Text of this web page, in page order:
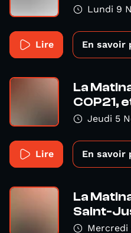
Lundi 9
Lire En savoir
La
COP21,
Jeudi 5
Lire En savoir
La
Saint-
Mercredi